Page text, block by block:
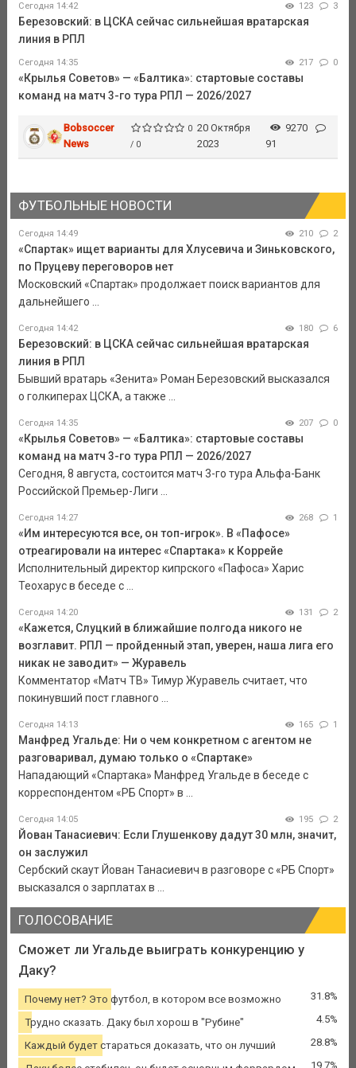
Сегодня 14:42 123 3
Березовский: в ЦСКА сейчас сильнейшая вратарская
линия в РПЛ
Сегодня 14:35 217 0
«Крылья Советов» — «Балтика»: стартовые составы
команд на матч 3-го тура РПЛ — 2026/2027
Bobsoccer
News
0
/ 0
20 Октября
2023
9270
91
ФУТБОЛЬНЫЕ НОВОСТИ
Сегодня 14:49 210 2
«Спартак» ищет варианты для Хлусевича и Зиньковского,
по Пруцеву переговоров нет
Московский «Спартак» продолжает поиск вариантов для
дальнейшего ...
Сегодня 14:42 180 6
Березовский: в ЦСКА сейчас сильнейшая вратарская
линия в РПЛ
Бывший вратарь «Зенита» Роман Березовский высказался
о голкиперах ЦСКА, а также ...
Сегодня 14:35 207 0
«Крылья Советов» — «Балтика»: стартовые составы
команд на матч 3-го тура РПЛ — 2026/2027
Сегодня, 8 августа, состоится матч 3-го тура Альфа-Банк
Российской Премьер-Лиги ...
Сегодня 14:27 268 1
«Им интересуются все, он топ-игрок». В «Пафосе»
отреагировали на интерес «Спартака» к Коррейе
Исполнительный директор кипрского «Пафоса» Харис
Теохарус в беседе с ...
Сегодня 14:20 131 2
«Кажется, Слуцкий в ближайшие полгода никого не
возглавит. РПЛ — пройденный этап, уверен, наша лига его
никак не заводит» — Журавель
Комментатор «Матч ТВ» Тимур Журавель считает, что
покинувший пост главного ...
Сегодня 14:13 165 1
Манфред Угальде: Ни о чем конкретном с агентом не
разговаривал, думаю только о «Спартаке»
Нападающий «Спартака» Манфред Угальде в беседе с
корреспондентом «РБ Спорт» в ...
Сегодня 14:05 195 2
Йован Танасиевич: Если Глушенкову дадут 30 млн, значит,
он заслужил
Сербский скаут Йован Танасиевич в разговоре с «РБ Спорт»
высказался о зарплатах в ...
ГОЛОСОВАНИЕ
Сможет ли Угальде выиграть конкуренцию у
Даку?
Почему нет? Это футбол, в котором все возможно 31.8%
Трудно сказать. Даку был хорош в "Рубине" 4.5%
Каждый будет стараться доказать, что он лучший 28.8%
19.7%